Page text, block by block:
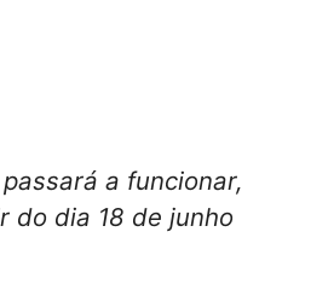
a funcionar,
do dia 18 de junho